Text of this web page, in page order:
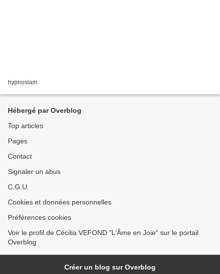
hypnoslam
Hébergé par Overblog
Top articles
Pages
Contact
Signaler un abus
C.G.U.
Cookies et données personnelles
Préférences cookies
Voir le profil de Cécilia VEFOND "L'Âme en Joie" sur le portail
Overblog
Créer un blog sur Overblog